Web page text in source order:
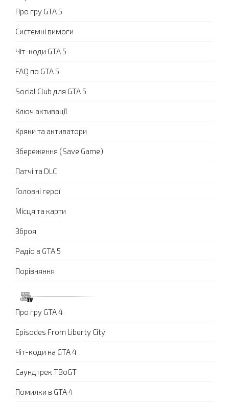
Про гру GTA 5
Системні вимоги
Чіт-коди GTA 5
FAQ по GTA 5
Social Club для GTA 5
Ключ активації
Кряки та активатори
Збереження (Save Game)
Патчі та DLC
Головні герої
Місця та карти
Зброя
Радіо в GTA 5
Порівняння
Про гру GTA 4
Episodes From Liberty City
Чіт-коди на GTA 4
Саундтрек TBoGT
Помилки в GTA 4